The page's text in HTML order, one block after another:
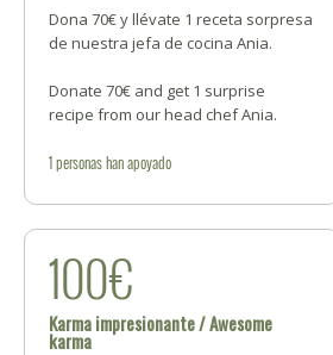
Dona 70€ y llévate 1 receta sorpresa
de nuestra jefa de cocina Ania.
Donate 70€ and get 1 surprise
recipe from our head chef Ania.
1personashan apoyado
100€
Karma impresionante / Awesome
karma